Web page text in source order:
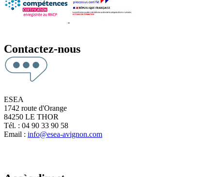
Contactez-nous
ESEA
1742 route d'Orange
84250 LE THOR
Tél. : 04 90 33 90 58
Email : info@esea-avignon.com